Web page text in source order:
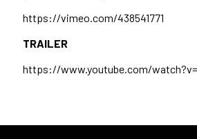
https://vimeo.com/438541771
TRAILER
https://www.youtube.com/